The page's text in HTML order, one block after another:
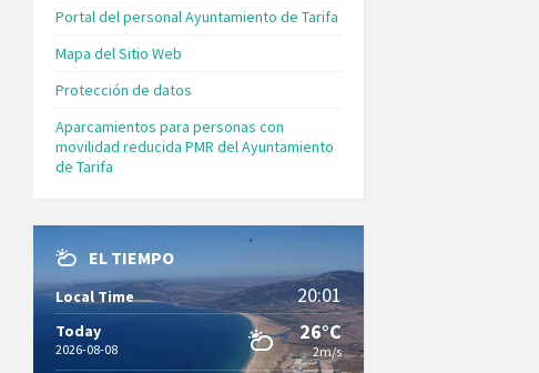
Portal del personal Ayuntamiento de Tarifa
Mapa del Sitio Web
Protección de datos
Aparcamientos para personas con
movilidad reducida PMR del Ayuntamiento
de Tarifa
EL TIEMPO
Local Time 20:01
Today
2026-08-08
26°C
2m/s